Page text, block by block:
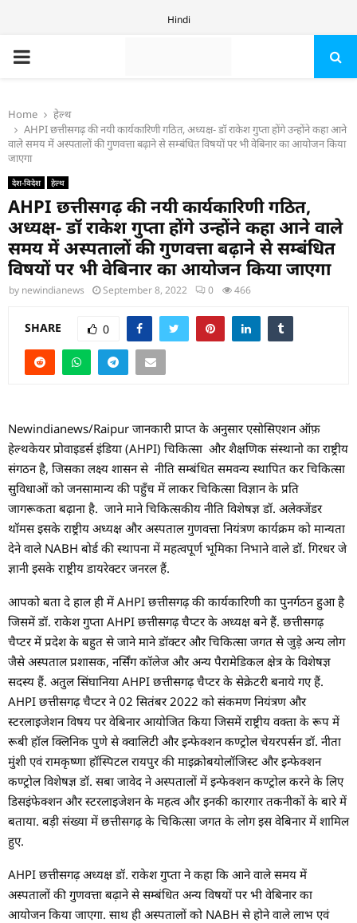
Hindi
PRIMARY
Home
हेल्थ
AHPI छत्तीसगढ़ की नयी कार्यकारिणी गठित, अध्यक्ष- डॉ राकेश गुप्ता होंगे उन्होंने कहा आने
वाले समय में अस्पतालों की गुणवत्ता बढ़ाने से सम्बंधित विषयों पर भी वेबिनार का आयोजन किया
जाएगा
देश-विदेश हेल्थ
AHPI छत्तीसगढ़ की नयी कार्यकारिणी गठित,
अध्यक्ष- डॉ राकेश गुप्ता होंगे उन्होंने कहा आने वाले
समय में अस्पतालों की गुणवत्ता बढ़ाने से सम्बंधित
विषयों पर भी वेबिनार का आयोजन किया जाएगा
by newindianews September 8, 2022 0 466
SHARE 0
Newindianews/Raipur जानकारी प्राप्त के अनुसार एसोसिएशन ऑफ़
हेल्थकेयर प्रोवाइडर्स इंडिया (AHPI) चिकित्सा और शैक्षणिक संस्थानो का राष्ट्रीय
संगठन है, जिसका लक्ष्य शासन से नीति सम्बंधित समवन्य स्थापित कर चिकित्सा
सुविधाओं को जनसामान्य की पहुँच में लाकर चिकित्सा विज्ञान के प्रति
जागरूकता बढ़ाना है. जाने माने चिकित्सकीय नीति विशेषज्ञ डॉ. अलेक्जेंडर
थॉमस इसके राष्ट्रीय अध्यक्ष और अस्पताल गुणवत्ता नियंत्रण कार्यक्रम को मान्यता
देने वाले NABH बोर्ड की स्थापना में महत्वपूर्ण भूमिका निभाने वाले डॉ. गिरधर जे
ज्ञानी इसके राष्ट्रीय डायरेक्टर जनरल हैं.
आपको बता दे हाल ही में AHPI छत्तीसगढ़ की कार्यकारिणी का पुनर्गठन हुआ है
जिसमें डॉ. राकेश गुप्ता AHPI छत्तीसगढ़ चैप्टर के अध्यक्ष बने हैं. छत्तीसगढ़
चैप्टर में प्रदेश के बहुत से जाने माने डॉक्टर और चिकित्सा जगत से जुड़े अन्य लोग
जैसे अस्पताल प्रशासक, नर्सिंग कॉलेज और अन्य पैरामेडिकल क्षेत्र के विशेषज्ञ
सदस्य हैं. अतुल सिंघानिया AHPI छत्तीसगढ़ चैप्टर के सेक्रेटरी बनाये गए हैं.
AHPI छत्तीसगढ़ चैप्टर ने 02 सितंबर 2022 को संकमण नियंत्रण और
स्टरलाइजेशन विषय पर वेबिनार आयोजित किया जिसमें राष्ट्रीय वक्ता के रूप में
रूबी हॉल क्लिनिक पुणे से क्वालिटी और इन्फेक्शन कण्ट्रोल चेयरपर्सन डॉ. नीता
मुंशी एवं रामकृष्णा हॉस्पिटल रायपुर की माइक्रोबयोलॉजिस्ट और इन्फेक्शन
कण्ट्रोल विशेषज्ञ डॉ. सबा जावेद ने अस्पतालों में इन्फेक्शन कण्ट्रोल करने के लिए
डिसइंफेक्शन और स्टरलाइजेशन के महत्व और इनकी कारगार तकनीकों के बारे में
बताया. बड़ी संख्या में छत्तीसगढ़ के चिकित्सा जगत के लोग इस वेबिनार में शामिल
हुए.
AHPI छत्तीसगढ़ अध्यक्ष डॉ. राकेश गुप्ता ने कहा कि आने वाले समय में
अस्पतालों की गुणवत्ता बढ़ाने से सम्बंधित अन्य विषयों पर भी वेबिनार का
आयोजन किया जाएगा. साथ ही अस्पतालों को NABH से होने वाले लाभ एवं